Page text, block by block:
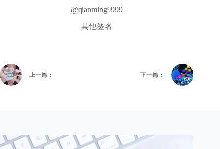
@qianming9999
其他签名
上一篇： 下一篇：